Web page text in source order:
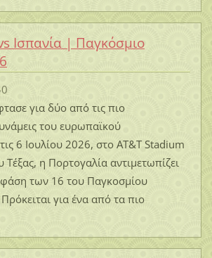
Ισπανία | Παγκόσμιο
για δύο από τις πιο
του ευρωπαϊκού
6 Ιουλίου 2026, στο AT&T Stadium
η Πορτογαλία αντιμετωπίζει
φάση των 16 του Παγκοσμίου
για ένα από τα πιο